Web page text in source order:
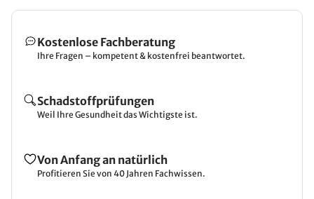
Kostenlose Fachberatung
Ihre Fragen – kompetent & kostenfrei beantwortet.
Schadstoffprüfungen
Weil Ihre Gesundheit das Wichtigste ist.
Von Anfang an natürlich
Profitieren Sie von 40 Jahren Fachwissen.